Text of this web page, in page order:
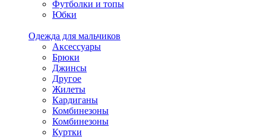
Футболки и топы
Юбки
Одежда для мальчиков
Аксессуары
Брюки
Джинсы
Другое
Жилеты
Кардиганы
Комбинезоны
Комбинезоны
Куртки